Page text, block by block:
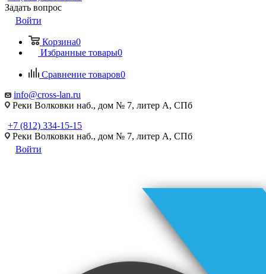
Задать вопрос
Войти
Корзина0
Избранные товары0
Сравнение товаров0
info@cross-lan.ru
Реки Волковки наб., дом № 7, литер А, СПб
+7 (812) 334-15-15
Реки Волковки наб., дом № 7, литер А, СПб
Войти